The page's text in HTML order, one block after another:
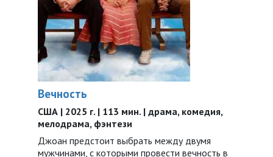
Вечность
США | 2025 г. | 113 мин. | драма, комедия,
мелодрама, фэнтези
Джоан предстоит выбрать между двумя
мужчинами, с которыми провести вечность в